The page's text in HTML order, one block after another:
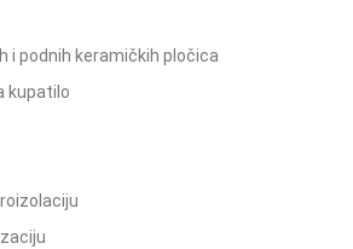
i podnih keramičkih pločica
kupatilo